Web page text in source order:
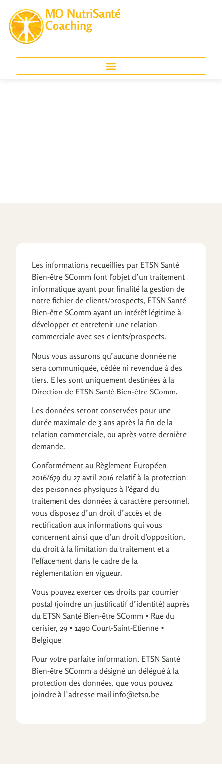
MO NutriSanté
Coaching
Les informations recueillies par ETSN Santé
Bien-être SComm font l’objet d’un traitement
informatique ayant pour finalité la gestion de
notre fichier de clients/prospects, ETSN Santé
Bien-être SComm ayant un intérêt légitime à
développer et entretenir une relation
commerciale avec ses clients/prospects.
Nous vous assurons qu’aucune donnée ne
sera communiquée, cédée ni revendue à des
tiers. Elles sont uniquement destinées à la
Direction de ETSN Santé Bien-être SComm.
Les données seront conservées pour une
durée maximale de 3 ans après la fin de la
relation commerciale, ou après votre dernière
demande.
Conformément au Règlement Européen
2016/679 du 27 avril 2016 relatif à la protection
des personnes physiques à l’égard du
traitement des données à caractère personnel,
vous disposez d’un droit d’accès et de
rectification aux informations qui vous
concernent ainsi que d’un droit d’opposition,
du droit à la limitation du traitement et à
l’effacement dans le cadre de la
réglementation en vigueur.
Vous pouvez exercer ces droits par courrier
postal (joindre un justificatif d’identité) auprès
du ETSN Santé Bien-être SComm • Rue du
cerisier, 29 • 1490 Court-Saint-Etienne •
Belgique
Pour votre parfaite information, ETSN Santé
Bien-être SComm a désigné un délégué à la
protection des données, que vous pouvez
joindre à l’adresse mail info@etsn.be